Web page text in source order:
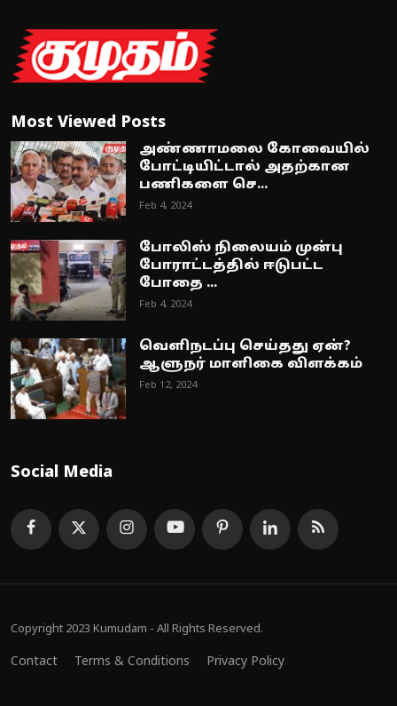
Most Viewed Posts
அண்ணாமலை கோவையில்
போட்டியிட்டால் அதற்கான
பணிகளை செ...
Feb 4, 2024
போலிஸ் நிலையம் முன்பு
போராட்டத்தில் ஈடுபட்ட
போதை ...
Feb 4, 2024
வெளிநடப்பு செய்தது ஏன்?
ஆளுநர் மாளிகை விளக்கம்
Feb 12, 2024
Social Media
Copyright 2023 Kumudam - All Rights Reserved.
Contact Terms & Conditions Privacy Policy